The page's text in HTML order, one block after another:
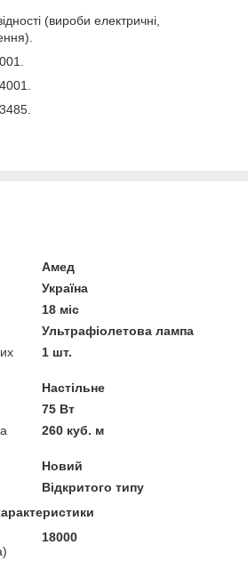
(вироби електричні,
Амед
Україна
18 міс
Ультрафіолетова лампа
1 шт.
Настільне
75 Вт
260 куб. м
Новий
Відкритого типу
18000